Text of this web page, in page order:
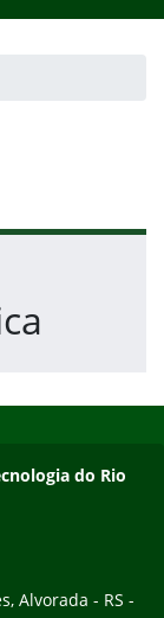
do Rio
Alvorada - RS -